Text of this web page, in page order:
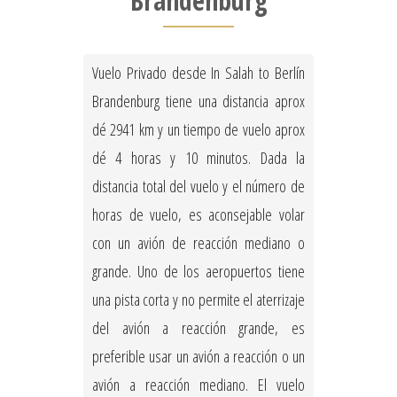
Vuelo Privado desde In Salah to Berlín
Brandenburg tiene una distancia aprox
dé 2941 km y un tiempo de vuelo aprox
dé 4 horas y 10 minutos. Dada la
distancia total del vuelo y el número de
horas de vuelo, es aconsejable volar
con un avión de reacción mediano o
grande. Uno de los aeropuertos tiene
una pista corta y no permite el aterrizaje
del avión a reacción grande, es
preferible usar un avión a reacción o un
avión a reacción mediano. El vuelo